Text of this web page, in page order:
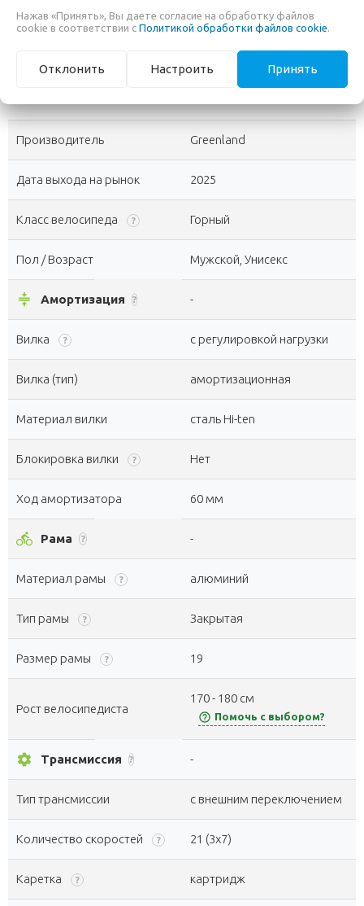
активного отдыха. Закажите его сегодня с быстрой доставкой
Производитель Greenland
Дата выхода на рынок 2025
Класс велосипеда ? Горный
Пол / Возраст Мужской, Унисекс
compress Амортизация ? -
Вилка ? с регулировкой нагрузки
Вилка (тип) амортизационная
Материал вилки сталь Hi-ten
Блокировка вилки ? Нет
Ход амортизатора 60 мм
directions_bike Рама ? -
Материал рамы ? алюминий
Тип рамы ? Закрытая
Размер рамы ? 19
Рост велосипедиста
170 - 180 см
help_outline Помочь с выбором?
settings Трансмиссия ? -
Тип трансмиссии с внешним переключением
Количество скоростей ? 21 (3x7)
Каретка ? картридж
Нажав «Принять», Вы даете согласие на обработку файлов
cookie в соответствии с Политикой обработки файлов cookie
Отклонить Настроить Принять